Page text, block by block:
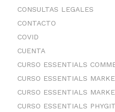
CONSULTAS LEGALES
CONTACTO
COVID
CUENTA
CURSO ESSENTIALS
CURSO ESSENTIALS
CURSO ESSENTIALS
CURSO ESSENTIALS